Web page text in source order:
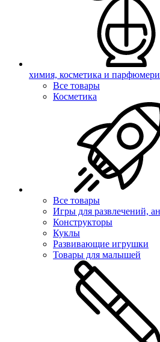
химия, косметика и
Все товары
Косметика
Все товары
Игры для развлечений,
Конструкторы
Куклы
Развивающие игрушки
Товары для малышей